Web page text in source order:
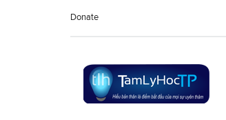
Donate